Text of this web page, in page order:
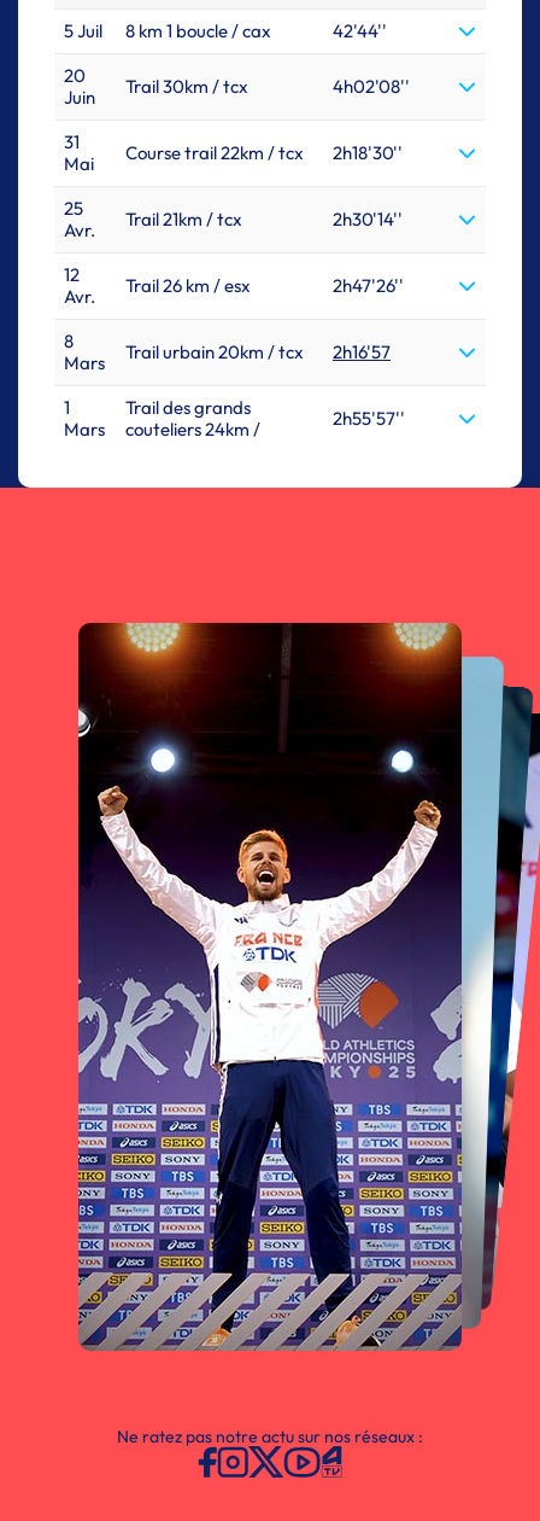
5 Juil 8 km 1 boucle / cax
42'44''
20
Juin
Trail 30km / tcx 4h02'08''
31
Mai
Course trail 22km / tcx 2h18'30''
25
Avr.
Trail 21km / tcx 2h30'14''
12
Avr.
Trail 26 km / esx 2h47'26''
8
Mars
Trail urbain 20km / tcx 2h16'57
1
Mars
Trail des grands
couteliers 24km /
2h55'57''
Ne ratez pas notre actu sur nos réseaux :